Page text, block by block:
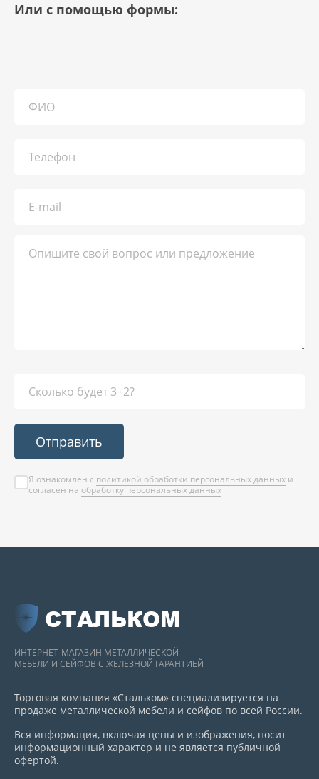
Или с помощью формы:
Отправить
Я ознакомлен с политикой обработки персональных данных и
согласен на обработку персональных данных
СТАЛЬКОМ
ИНТЕРНЕТ-МАГАЗИН МЕТАЛЛИЧЕСКОЙ
МЕБЕЛИ И СЕЙФОВ С ЖЕЛЕЗНОЙ ГАРАНТИЕЙ
Торговая компания «Стальком» специализируется на
продаже металлической мебели и сейфов по всей России.
Вся информация, включая цены и изображения, носит
информационный характер и не является публичной
офертой.